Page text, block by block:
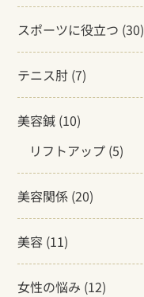
スポーツに役立つ (30)
テニス肘 (7)
美容鍼 (10)
リフトアップ (5)
美容関係 (20)
美容 (11)
女性の悩み (12)